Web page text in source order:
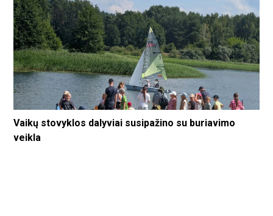
Vaikų stovyklos dalyviai susipažino su buriavimo
veikla